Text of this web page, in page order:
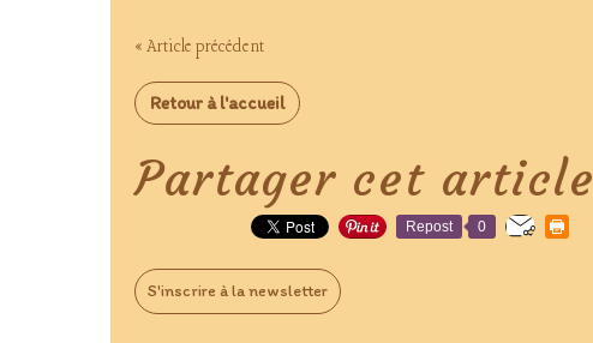
« Article précédent
Retour à l'accueil
Partager cet article
Repost 0
S'inscrire à la newsletter